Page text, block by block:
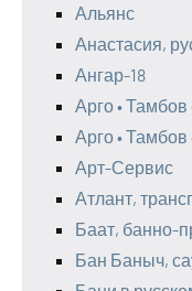
Альянс
Анастасия,
Ангар-18
Арго • Тамбов
Арго • Тамбов
Арт-Сервис
Атлант,
Баат, банно-
Бан Баныч,